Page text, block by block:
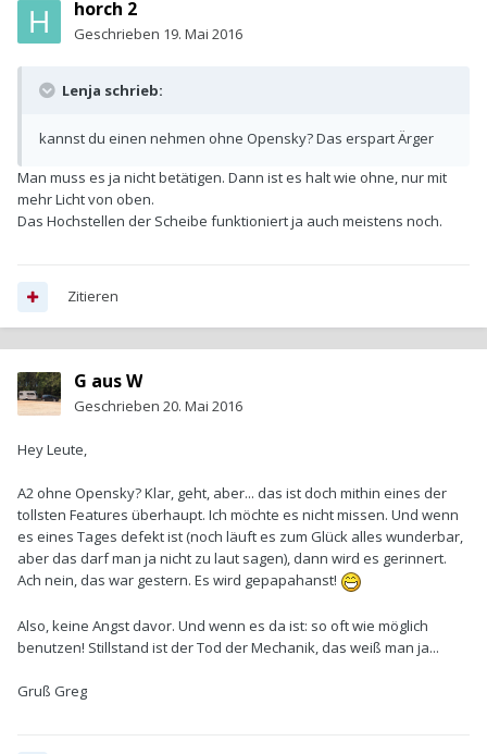
horch 2
Geschrieben 19. Mai 2016
Lenja schrieb:
kannst du einen nehmen ohne Opensky? Das erspart Ärger
Man muss es ja nicht betätigen. Dann ist es halt wie ohne, nur mit
mehr Licht von oben.
Das Hochstellen der Scheibe funktioniert ja auch meistens noch.
Zitieren
G aus W
Geschrieben 20. Mai 2016
Hey Leute,
A2 ohne Opensky? Klar, geht, aber... das ist doch mithin eines der
tollsten Features überhaupt. Ich möchte es nicht missen. Und wenn
es eines Tages defekt ist (noch läuft es zum Glück alles wunderbar,
aber das darf man ja nicht zu laut sagen), dann wird es gerinnert.
Ach nein, das war gestern. Es wird gepapahanst!
Also, keine Angst davor. Und wenn es da ist: so oft wie möglich
benutzen! Stillstand ist der Tod der Mechanik, das weiß man ja...
Gruß Greg